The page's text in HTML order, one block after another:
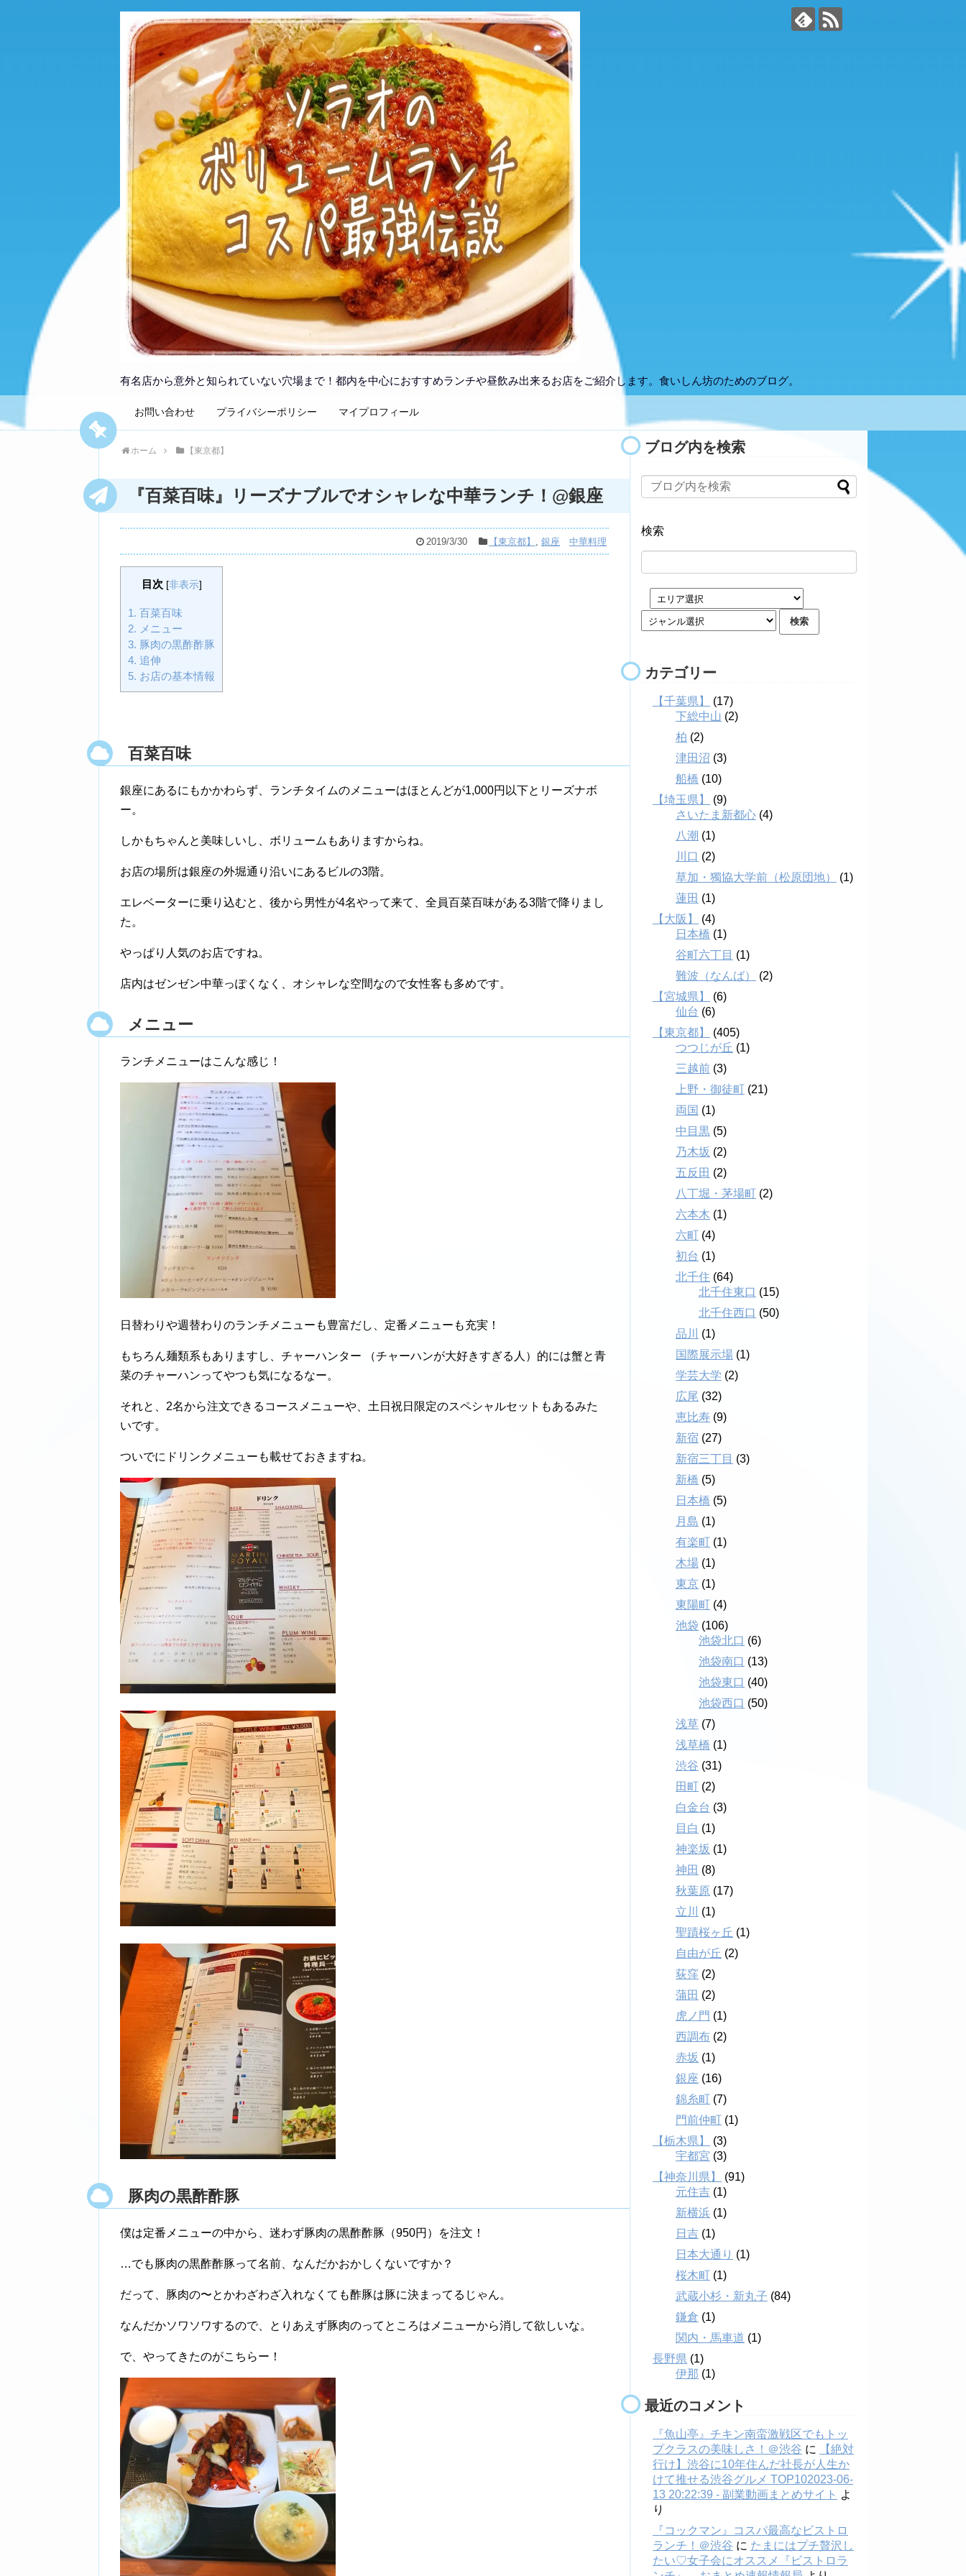
有名店から意外と知られていない穴場まで！都内を中心におすすめランチや昼飲み出来るお店をご紹介します。食いしん坊のためのブログ。
お問い合わせ プライバシーポリシー マイプロフィール
ホーム 【東京都】
『百菜百味』リーズナブルでオシャレな中華ランチ！@銀座
2019/3/30 【東京都】 , 銀座 中華料理
目次 [非表示]
1. 百菜百味
2. メニュー
3. 豚肉の黒酢酢豚
4. 追伸
5. お店の基本情報
百菜百味
銀座にあるにもかかわらず、ランチタイムのメニューはほとんどが1,000円以下とリーズナボ
ー。
しかもちゃんと美味しいし、ボリュームもありますからね。
お店の場所は銀座の外堀通り沿いにあるビルの3階。
エレベーターに乗り込むと、後から男性が4名やって来て、全員百菜百味がある3階で降りまし
た。
やっぱり人気のお店ですね。
店内はゼンゼン中華っぽくなく、オシャレな空間なので女性客も多めです。
メニュー
ランチメニューはこんな感じ！
日替わりや週替わりのランチメニューも豊富だし、定番メニューも充実！
もちろん麺類系もありますし、チャーハンター （チャーハンが大好きすぎる人）的には蟹と青
菜のチャーハンってやつも気になるなー。
それと、2名から注文できるコースメニューや、土日祝日限定のスペシャルセットもあるみた
いです。
ついでにドリンクメニューも載せておきますね。
豚肉の黒酢酢豚
僕は定番メニューの中から、迷わず豚肉の黒酢酢豚（950円）を注文！
…でも豚肉の黒酢酢豚って名前、なんだかおかしくないですか？
だって、豚肉の〜とかわざわざ入れなくても酢豚は豚に決まってるじゃん。
なんだかソワソワするので、とりあえず豚肉のってところはメニューから消して欲しいな。
で、やってきたのがこちらー！
ブログ内を検索
検索
カテゴリー
【千葉県】
(17)
下総中山 (2)
柏 (2)
津田沼 (3)
船橋 (10)
【埼玉県】
(9)
さいたま新都心 (4)
八潮 (1)
川口 (2)
草加・獨協大学前（松原団地）
(1)
蓮田 (1)
【大阪】
(4)
日本橋 (1)
谷町六丁目 (1)
難波（なんば）
(2)
【宮城県】
(6)
仙台 (6)
【東京都】
(405)
つつじが丘 (1)
三越前 (3)
上野・御徒町 (21)
両国 (1)
中目黒 (5)
乃木坂 (2)
五反田 (2)
八丁堀・茅場町 (2)
六本木 (1)
六町 (4)
初台 (1)
北千住 (64)
北千住東口 (15)
北千住西口 (50)
品川
(1)
国際展示場 (1)
学芸大学 (2)
広尾 (32)
恵比寿 (9)
新宿 (27)
新宿三丁目 (3)
新橋 (5)
日本橋 (5)
月島 (1)
有楽町 (1)
木場 (1)
東京 (1)
東陽町 (4)
池袋 (106)
池袋北口 (6)
池袋南口 (13)
池袋東口 (40)
池袋西口 (50)
浅草 (7)
浅草橋 (1)
渋谷 (31)
田町 (2)
白金台 (3)
目白 (1)
神楽坂 (1)
神田 (8)
秋葉原 (17)
立川
(1)
聖蹟桜ヶ丘 (1)
自由が丘 (2)
荻窪 (2)
蒲田 (2)
虎ノ門 (1)
西調布 (2)
赤坂 (1)
銀座 (16)
錦糸町 (7)
門前仲町 (1)
【栃木県】
(3)
宇都宮 (3)
【神奈川県】
(91)
元住吉 (1)
新横浜 (1)
日吉 (1)
日本大通り (1)
桜木町 (1)
武蔵小杉・新丸子 (84)
鎌倉 (1)
関内・馬車道 (1)
長野県 (1)
伊那 (1)
最近のコメント
『魚山亭』チキン南蛮激戦区でもトッ
プクラスの美味しさ！＠渋谷 に
【絶対
行け】渋谷に10年住んだ社長が人生か
けて推せる渋谷グルメ TOP102023-06-
13 20:22:39 - 副業動画まとめサイト よ
り
『コックマン』コスパ最高なビストロ
ランチ！＠渋谷 に たまにはプチ贅沢し
たい♡女子会にオススメ『ビストロラ